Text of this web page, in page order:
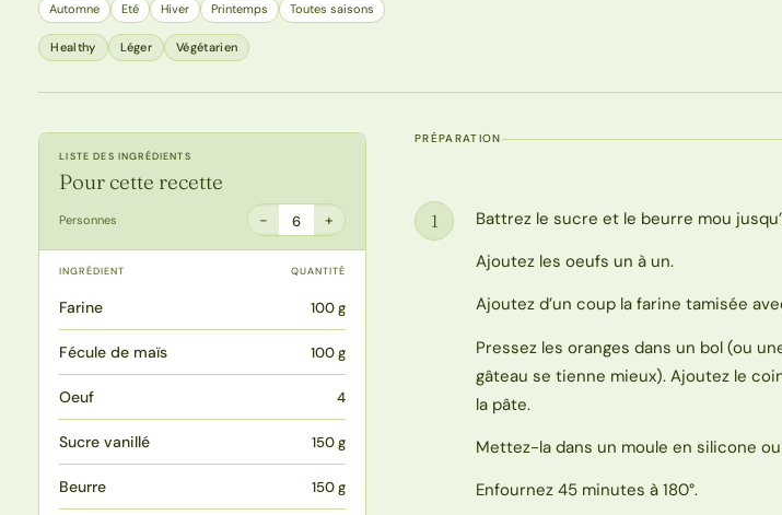
Automne Eté Hiver Printemps Toutes saisons
Healthy Léger Végétarien
LISTE DES INGRÉDIENTS
Pour cette recette
Personnes − 6 +
INGRÉDIENT QUANTITÉ
Farine 100 g
Fécule de maïs 100 g
Oeuf 4
Sucre vanillé 150 g
Beurre 150 g
PRÉPARATION
Étape
1
Battrez le sucre et le beurre mou
Ajoutez les oeufs un à un.
Ajoutez d’un coup la farine tamisée
Pressez les oranges dans un bol (ou
gâteau se tienne mieux). Ajoutez le
la pâte.
Mettez-la dans un moule en silicone
Enfournez 45 minutes à 180°.